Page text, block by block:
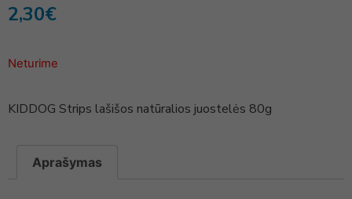
2,30€
Neturime
KIDDOG Strips lašišos natūralios juostelės 80g
Aprašymas